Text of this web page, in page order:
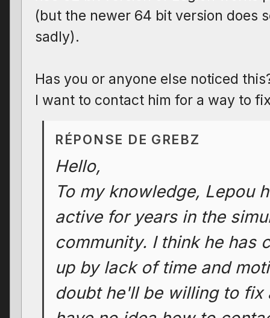
(but the newer 64 bit version does
sadly).
Has you or anyone else noticed
I want to contact him for a way to
RÉPONSE DE GREBZ
Hello,
To my knowledge, Lepou
active for years in the
community. I think he has
up by lack of time and
doubt he'll be willing to fix